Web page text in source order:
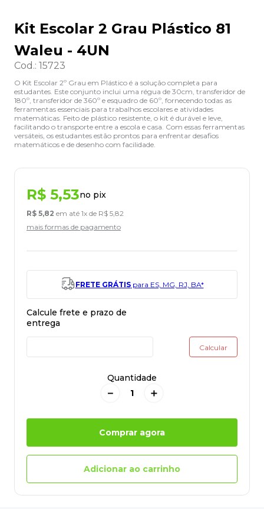
Kit Escolar 2 Grau Plástico 81
Waleu - 4UN
Cod.: 15723
O Kit Escolar 2º Grau em Plástico é a solução completa para
estudantes. Este conjunto inclui uma régua de 30cm, transferidor de
180º, transferidor de 360º e esquadro de 60º, fornecendo todas as
ferramentas essenciais para trabalhos escolares e atividades
matemáticas. Feito de plástico resistente, o kit é durável e leve,
facilitando o transporte entre a escola e casa. Com essas ferramentas
versáteis, os estudantes estão prontos para enfrentar desafios
matemáticos e de desenho com facilidade.
R$ 5,53no pix
R$ 5,82 em até 1x de R$ 5,82
mais formas de pagamento
FRETE GRÁTISpara ES, MG, RJ, BA*
Quantidade
＋
－
Comprar agora
Adicionar ao carrinho